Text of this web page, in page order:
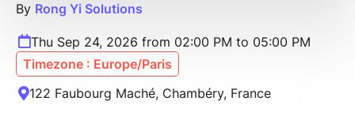
By Rong Yi Solutions
Thu Sep 24, 2026 from 02:00 PM to 05:00 PM
Timezone : Europe/Paris
122 Faubourg Maché, Chambéry, France